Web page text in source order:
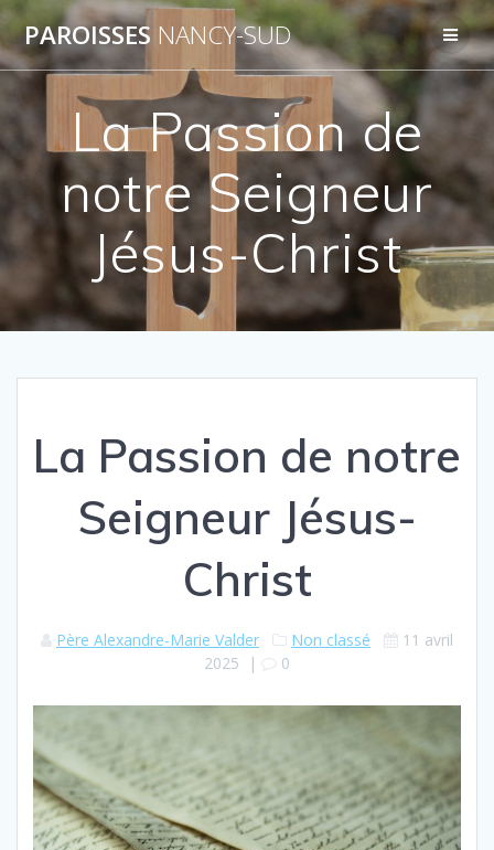
Skip
to
content
PAROISSES NANCY-SUD
La Passion de
notre Seigneur
Jésus-Christ
La Passion de notre
Seigneur Jésus-
Christ
Père Alexandre-Marie Valder Non classé
11 avril
2025 | 0